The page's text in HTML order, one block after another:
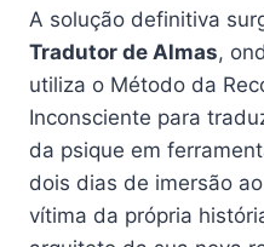
A solução definitiva
Tradutor de Almas,
utiliza o Método da
Inconsciente para
da psique em
dois dias de imersão
vítima da própria